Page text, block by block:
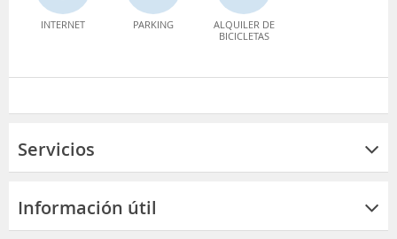
INTERNET PARKING
ALQUILER DE
BICICLETAS
Servicios
Información útil